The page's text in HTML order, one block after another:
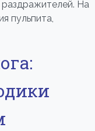
раздражителей. На
пульпита,